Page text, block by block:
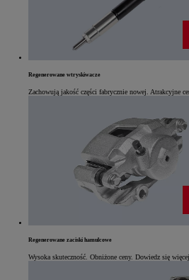
Regenerowane wtryskiwacze
Zachowują jakość części fabrycznie nowej. Atrakcyjne
Regenerowane zaciski hamulcowe
Wysoka skuteczność. Obniżone ceny. Dowiedz się więcej.